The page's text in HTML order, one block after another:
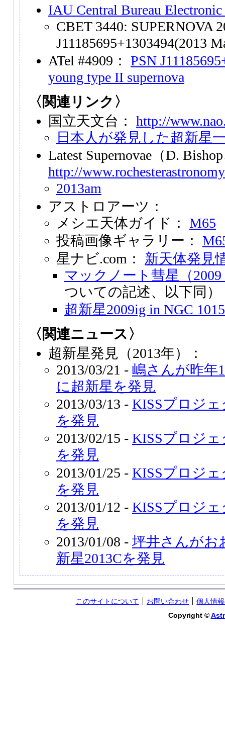
IAU Central Bureau Electronic
CBET 3440: SUPERNOVA
J11185695+1303494(2013
ATel #4909： PSN
young type II supernova
〈関連リンク〉
国立天文台： http://
日本人が発見した超新星
Latest Supernovae（D.
http://
2013am
アストロアーツ：
メシエ天体ガイド： M65
投稿画像ギャラリー：
星ナビ.com： 新天体発見
マックノート彗星（2009
ついての記述、以下同）
超新星2009ig in NGC 1015
〈関連ニュース〉
超新星発見（2013年）：
2013/03/21 - 嶋さんが昨年
に超新星を発見
2013/03/13 - KISSプロジェ
を発見
2013/02/15 - KISSプロジ
を発見
2013/01/25 - KISSプロジェ
を発見
2013/01/12 - KISSプロジ
を発見
2013/01/08 - 坪井さんがお
新星2013Cを発見
このサイトについて お問い合わせ
個人情
Copyright ©